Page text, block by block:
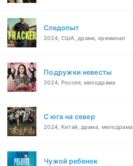
Следопыт
2024, США, драма, криминал
Подружки невесты
2024, Россия, мелодрама
С юга на север
2024, Китай, драма, мелодрама
Чужой ребенок